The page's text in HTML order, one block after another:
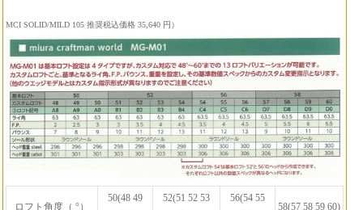
MCI SOLID/MILD 105 推奨税込価格 35,640 円）
ロフト角度（ °）
50(48 49
52(51 52 53
56(54 55
58(57 58 59 60)